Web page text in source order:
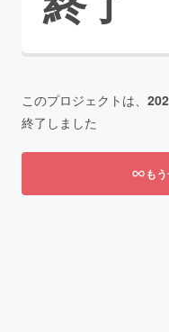
このプロジェクトは、
終了しました
も